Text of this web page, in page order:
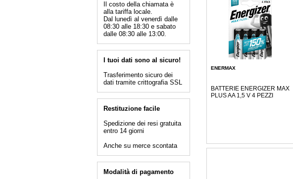
Il costo della chiamata è
alla tariffa locale.
Dal lunedì al venerdì dalle
08:30 alle 18:30 e sabato
dalle 08:30 alle 13:00.
I tuoi dati sono al sicuro!
Trasferimento sicuro dei
dati tramite crittografia SSL
Restituzione facile
Spedizione dei resi gratuita
entro 14 giorni
Anche su merce scontata
Modalità di pagamento
ENERMAX
BATTERIE ENERGIZER MAX
PLUS AA 1,5 V 4 PEZZI